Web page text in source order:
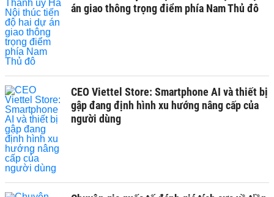
án giao thông trọng điểm phía Nam Thủ đô
CEO Viettel Store: Smartphone AI và thiết bị
gập đang định hình xu hướng nâng cấp của
người dùng